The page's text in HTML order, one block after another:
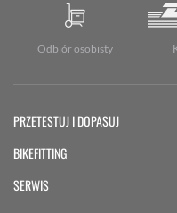
Odbiór osobisty
PRZETESTUJ I DOPASUJ
BIKEFITTING
SERWIS